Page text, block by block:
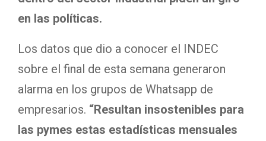
en las políticas.
Los datos que dio a conocer el INDEC
sobre el final de esta semana generaron
alarma en los grupos de Whatsapp de
empresarios. “Resultan insostenibles para
las pymes estas estadísticas mensuales